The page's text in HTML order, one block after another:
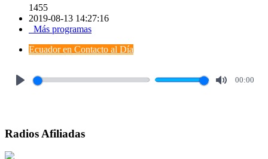
1455
2019-08-13 14:27:16
Más programas
Ecuador en Contacto al Día
00:00
Radios Afiliadas